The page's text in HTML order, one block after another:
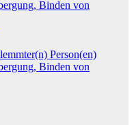
Binden von
Person(en)
Binden von